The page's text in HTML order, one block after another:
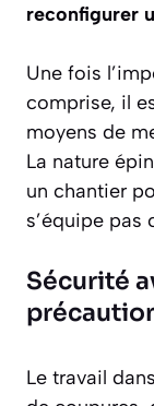
reconfigurer
Une fois
comprise, il
moyens de
La nature
un chantier
s’équipe pas
Sécurité
Le travail